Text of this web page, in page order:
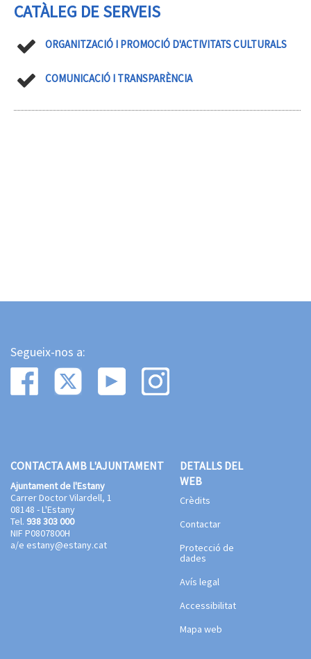
CATÀLEG DE SERVEIS
ORGANITZACIÓ I PROMOCIÓ D'ACTIVITATS CULTURALS
COMUNICACIÓ I TRANSPARÈNCIA
Segueix-nos a:
CONTACTA AMB L'AJUNTAMENT
Ajuntament de l'Estany
Carrer Doctor Vilardell, 1
08148 - L'Estany
Tel. 938 303 000
NIF P0807800H
a/e estany@estany.cat
DETALLS DEL
WEB
Crèdits
Contactar
Protecció de
dades
Avís legal
Accessibilitat
Mapa web